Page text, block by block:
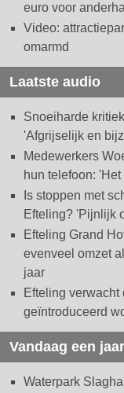
euro voor
Video:
omarmd
Laatste audio
Snoeiharde
'Afgrijselijk en
Medewerkers
hun telefoon:
Is stoppen met
Efteling? 'Pijnlijk
Efteling Grand
evenveel omzet
jaar
Efteling verwacht
geïntroduceerd
Vandaag een
Waterpark